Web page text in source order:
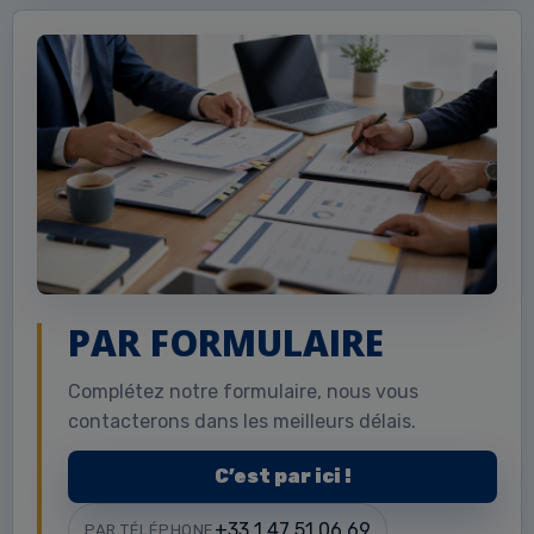
PAR FORMULAIRE
Complétez notre formulaire, nous vous
contacterons dans les meilleurs délais.
C’est par ici !
PAR TÉLÉPHONE +33 1 47 51 06 69